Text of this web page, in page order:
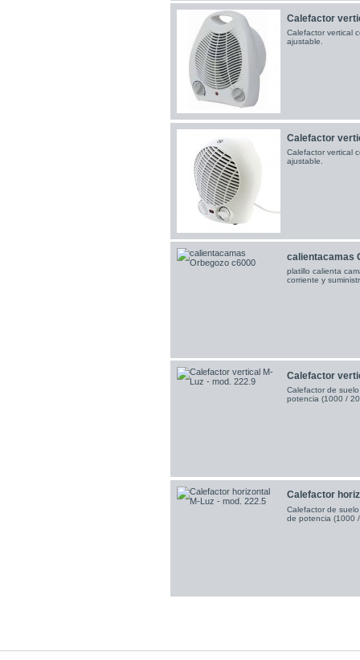
Calefactor
Calefactor vertical
ajustable.
Calefactor
Calefactor vertical
ajustable.
calientacamas
platillo calienta
corriente y
Calefactor
Calefactor de
potencia (1000 /
Calefactor
Calefactor de
de potencia (1000